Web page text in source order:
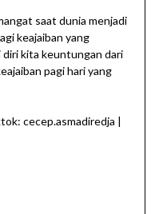
saat dunia menjadi
keajaiban yang
diri kita keuntungan dari
pagi hari yang
cecep.asmadiredja |